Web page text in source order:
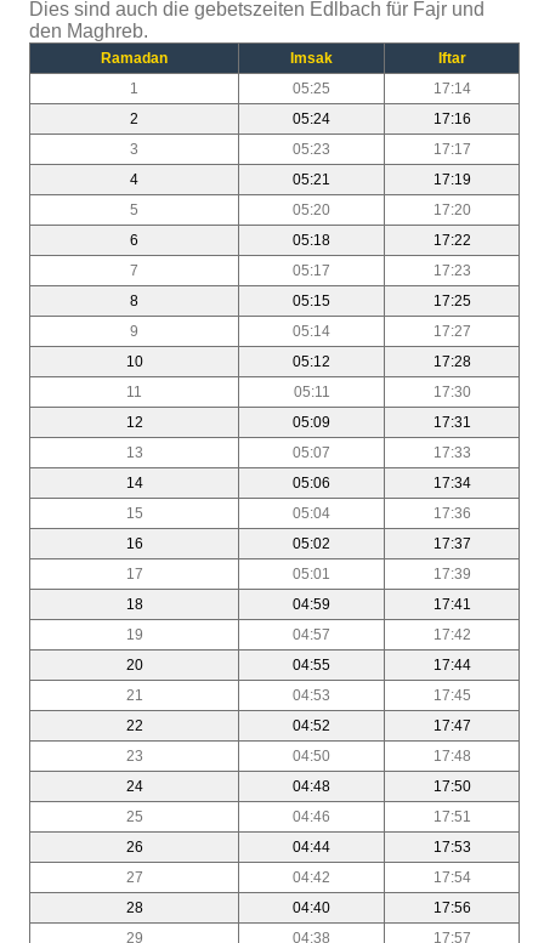
Dies sind auch die gebetszeiten Edlbach für Fajr und
den Maghreb.
Ramadan Imsak
Iftar
1
05:25
17:14
2
05:24
17:16
3
05:23
17:17
4
05:21
17:19
5
05:20
17:20
6
05:18
17:22
7
05:17
17:23
8
05:15
17:25
9
05:14
17:27
10
05:12
17:28
11
05:11
17:30
12
05:09
17:31
13
05:07
17:33
14
05:06
17:34
15
05:04
17:36
16
05:02
17:37
17
05:01
17:39
18
04:59
17:41
19
04:57
17:42
20
04:55
17:44
21
04:53
17:45
22
04:52
17:47
23
04:50
17:48
24
04:48
17:50
25
04:46
17:51
26
04:44
17:53
27
04:42
17:54
28
04:40
17:56
29
04:38
17:57